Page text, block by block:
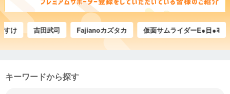
吉田武司 Fajianoカズタカ 仮面サムライダーE●目●ﾖ
キーワードから探す